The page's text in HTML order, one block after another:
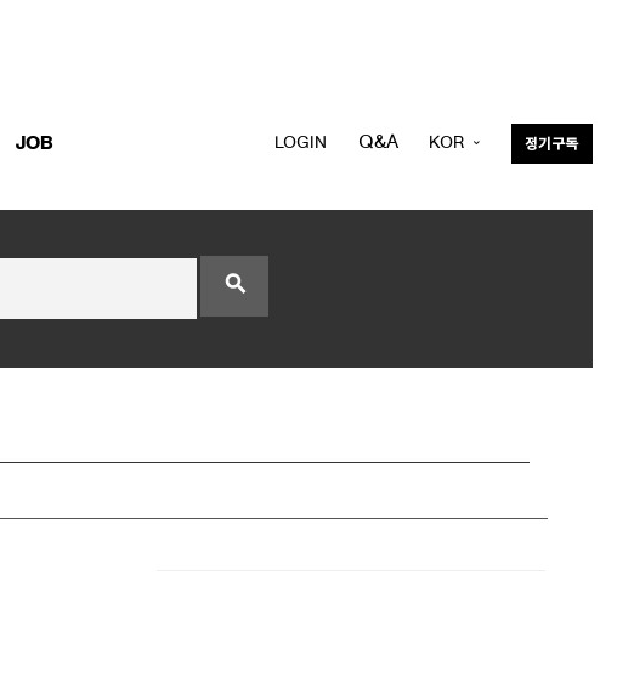
JOB
LOGIN Q&A KOR 정기구독
search